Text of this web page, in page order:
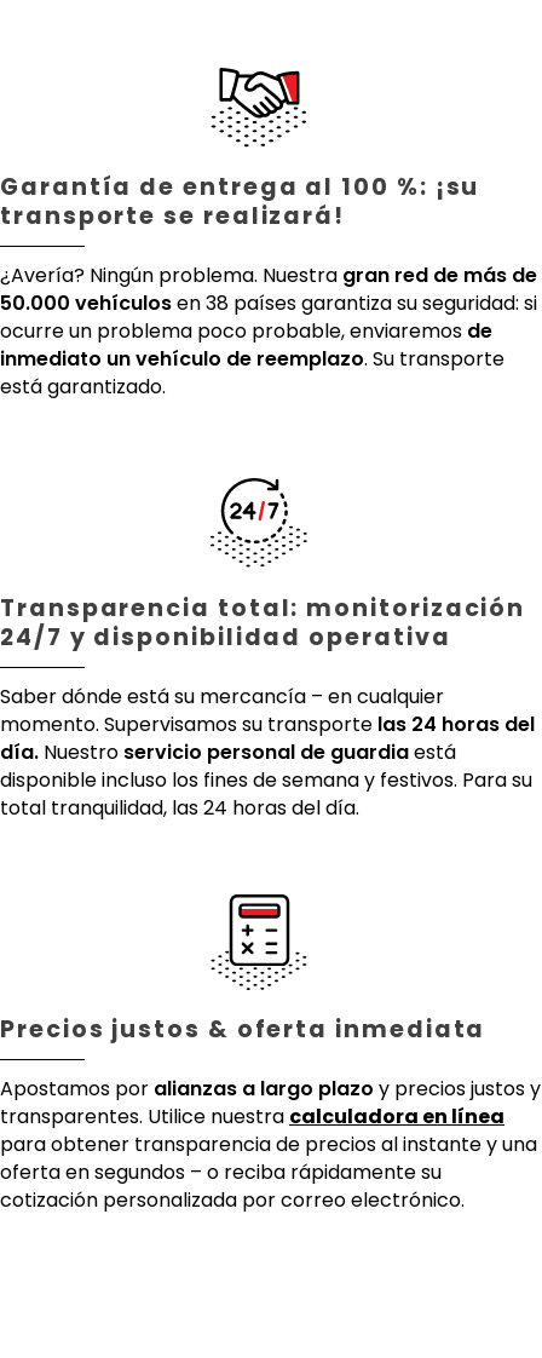
Garantía de entrega al 100 %: ¡su
transporte se realizará!
¿Avería? Ningún problema. Nuestra gran red de más de
50.000 vehículosen 38 países garantiza su seguridad: si
ocurre un problema poco probable, enviaremos de
inmediato un vehículo de reemplazo. Su transporte
está garantizado.
Transparencia total: monitorización
24/7 y disponibilidad operativa
Saber dónde está su mercancía – en cualquier
momento. Supervisamos su transporte las 24 horas del
día. Nuestro servicio personal de guardiaestá
disponible incluso los fines de semana y festivos. Para su
total tranquilidad, las 24 horas del día.
Precios justos & oferta inmediata
Apostamos por alianzas a largo plazo y precios justos y
transparentes. Utilice nuestra calculadora en línea
para obtener transparencia de precios al instante y una
oferta en segundos – o reciba rápidamente su
cotización personalizada por correo electrónico.